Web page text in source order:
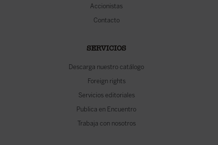
Accionistas
Contacto
SERVICIOS
Descarga nuestro catálogo
Foreign rights
Servicios editoriales
Publica en Encuentro
Trabaja con nosotros